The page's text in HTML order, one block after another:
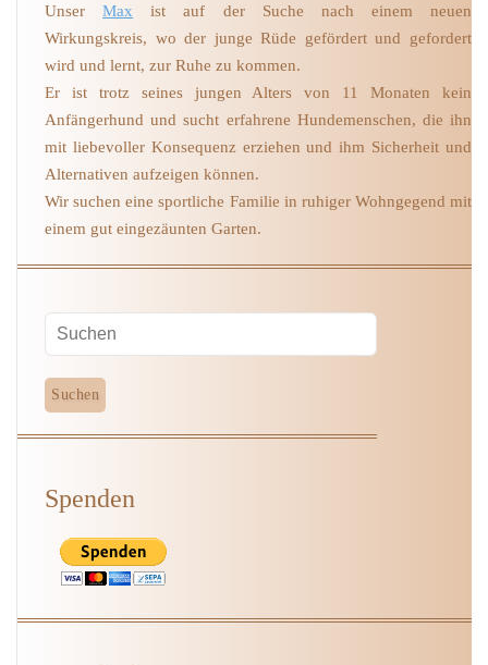
UnserMax ist auf der Suche nach einem neuen
Wirkungskreis, wo der junge Rüde gefördert und gefordert
wird und lernt, zur Ruhe zu kommen.
Er ist trotz seines jungen Alters von 11 Monaten kein
Anfängerhund und sucht erfahrene Hundemenschen, die ihn
mit liebevoller Konsequenz erziehen und ihm Sicherheit und
Alternativen aufzeigen können.
Wir suchen eine sportliche Familie in ruhiger Wohngegend mit
einem gut eingezäunten Garten.
Spenden